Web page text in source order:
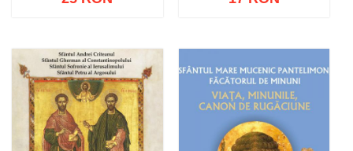
Adaugă în coș Wishlist Adaugă în coș Wishlist